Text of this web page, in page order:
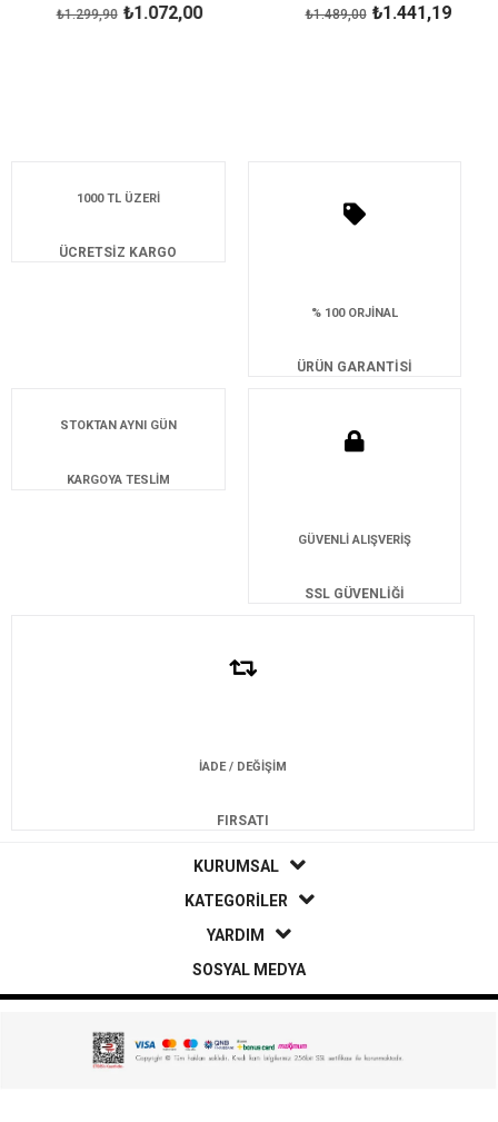
₺1.072,00
₺1.299,90 ₺1.441,19
₺1.489,00
1000 TL ÜZERİ
ÜCRETSİZ KARGO
% 100 ORJİNAL
ÜRÜN GARANTİSİ
STOKTAN AYNI GÜN
KARGOYA TESLİM
GÜVENLİ ALIŞVERİŞ
SSL GÜVENLİĞİ
İADE / DEĞİŞİM
FIRSATI
KURUMSAL
KATEGORİLER
YARDIM
SOSYAL MEDYA